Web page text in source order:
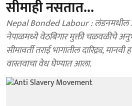
सीमाही नसतात...
Nepal Bonded Labour : लंडनमधील
नेपाळमध्ये वेठबिगार मुक्ती चळवळीचे
सीमावर्ती तराई भागातील दारिद्र्य,
वास्तवाचा वेध घेण्यात आला.